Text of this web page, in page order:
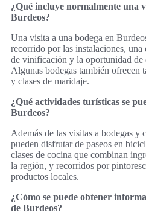
¿Qué incluye normalmente una
Burdeos?
Una visita a una bodega en
recorrido por las instalaciones,
de vinificación y la oportunidad de
Algunas bodegas también ofrecen
y clases de maridaje.
¿Qué actividades turísticas se
Burdeos?
Además de las visitas a bodegas y
pueden disfrutar de paseos en
clases de cocina que combinan
la región, y recorridos por
productos locales.
¿Cómo se puede obtener
de Burdeos?